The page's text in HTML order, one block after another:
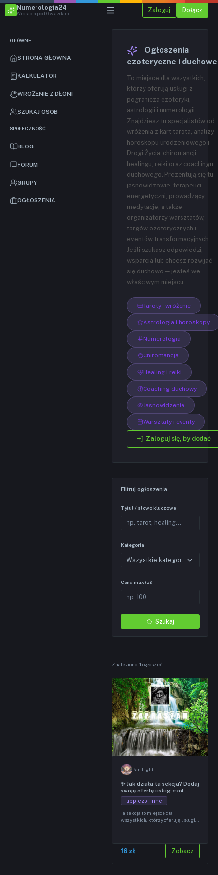
GŁÓWNE
STRONA GŁÓWNA
KALKULATOR
WRÓŻENIE Z DŁONI
SZUKAJ OSÓB
SPOŁECZNOŚĆ
BLOG
FORUM
GRUPY
OGŁOSZENIA
Numerologia24
Wibracja pod Gwiazdami Zaloguj Dołącz
Ogłoszenia
ezoteryczne i duchowe
To miejsce dla wszystkich,
którzy oferują usługi z
pogranicza ezoteryki,
astrologii i numerologii.
Znajdziesz tu specjalistów od
wróżenia z kart tarota, analizy
horoskopu urodzeniowego i
Drogi Życia, chiromancji,
healingu, reiki oraz coachingu
duchowego. Prezentują się tu
jasnowidzowie, terapeuci
energetyczni, prowadzący
medytacje, a także
organizatorzy warsztatów,
targów ezoterycznych i
eventów transformacyjnych.
Jeśli szukasz odpowiedzi,
wsparcia lub chcesz rozwijać
się duchowo — jesteś we
właściwym miejscu.
Taroty i wróżenie
Astrologia i horoskopy
Numerologia
Chiromancja
Healing i reiki
Coaching duchowy
Jasnowidzenie
Warsztaty i eventy
Zaloguj się, by dodać
Filtruj ogłoszenia
Tytuł / słowo kluczowe
Kategoria
Cena max (zł)
Szukaj
Znaleziono: 1 ogłoszeń
Pan Light
✨ Jak działa ta sekcja? Dodaj
swoją ofertę usług ezo!
app.ezo_inne
Ta sekcja to miejsce dla
wszystkich, którzy oferują usługi z
horoskopy i analiza horoskopu
urodzeniowego — numerologia i
16 zł Zobacz